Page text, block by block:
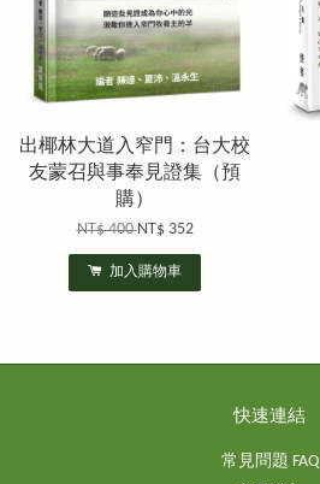
出椰林大道入窄門：台大校
友蒙召與事奉見證集（預
購）
NT$ 400NT$ 352
加入購物車
快速連結
常見問題 FAQ